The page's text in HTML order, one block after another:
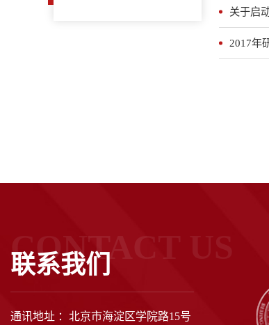
关于启
2017年
联系我们
CONTACT US
通讯地址 ：北京市海淀区学院路15号